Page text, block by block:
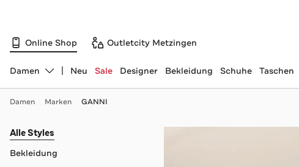
Online Shop Outletcity Metzingen
Abteilung ändern, ausgewählt:
Damen Neu Sale Designer Bekleidung Schuhe Taschen
Damen Marken GANNI
Navigation überspringen
Alle Styles
Bekleidung